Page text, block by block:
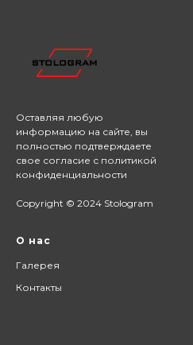
Оставляя любую
информацию на сайте, вы
полностью подтверждаете
свое согласие с политикой
конфиденциальности
Copyright © 2024 Stologram
О нас
Галерея
Контакты